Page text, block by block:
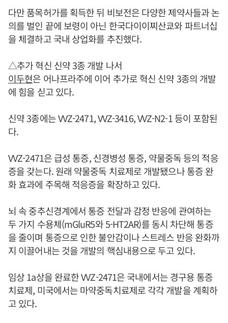
다만 품목허가를 획득한 뒤 비보전은 다양한 제약사들과 논
의를 벌인 끝에 보령이 아닌 한국다이이찌산쿄와 파트너십
을 체결하고 국내 상업화를 추진했다.
△추가 혁신 신약 3종 개발 나서
이두현은 어나프라주에 이어 추가로 혁신 신약 3종의 개발
에 힘을 싣고 있다.
신약 3종에는 VVZ-2471, VVZ-3416, VVZ-N2-1 등이 포함된
다.
VVZ-2471은 급성 통증, 신경병성 통증, 약물중독 등의 적응
증을 갖는다. 원래 약물중독 치료제로 개발됐으나 통증 완
화 효과에 주목해 적응증을 확장하고 있다.
뇌 속 중추신경계에서 통증 전달과 감정 반응에 관여하는
두 가지 수용체(mGluR5와 5-HT2AR)를 동시 차단해 통증
을 줄이며 통증으로 인한 불안감이나 스트레스 반응 완화까
지 이끌어내는 것을 개발의 핵심내용으로 두고 있다.
임상 1a상을 완료한 VVZ-2471은 국내에서는 경구용 통증
치료제, 미국에서는 마약중독치료제로 각각 개발을 계획하
고 있다.